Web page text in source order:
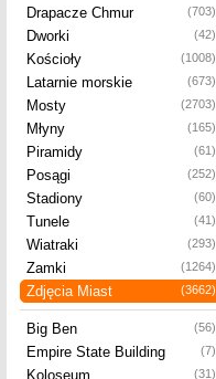
Drapacze Chmur (703)
Dworki (42)
Kościoły (1008)
Latarnie morskie (673)
Mosty (2703)
Młyny (165)
Piramidy (61)
Posągi (252)
Stadiony (60)
Tunele (41)
Wiatraki (293)
Zamki (1264)
Zdjęcia Miast (3662)
Big Ben (56)
Empire State Building (7)
Koloseum (31)